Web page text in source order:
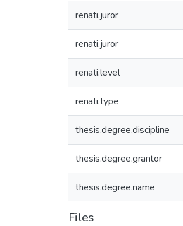
renati.juror
renati.juror
renati.level
renati.type
thesis.degree.discipline
thesis.degree.grantor
thesis.degree.name
Files